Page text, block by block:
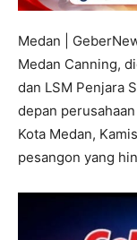
Medan |
Medan Canning,
dan LSM Penjara
depan
Kota Medan,
pesangon yang